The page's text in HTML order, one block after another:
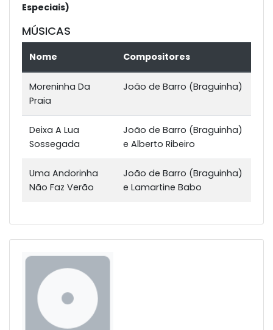
Especiais)
MÚSICAS
Nome Compositores
Moreninha Da
Praia
João de Barro (Braguinha)
Deixa A Lua
Sossegada
João de Barro (Braguinha)
e Alberto Ribeiro
Uma Andorinha
Não Faz Verão
João de Barro (Braguinha)
e Lamartine Babo